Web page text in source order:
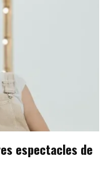
espectacles de